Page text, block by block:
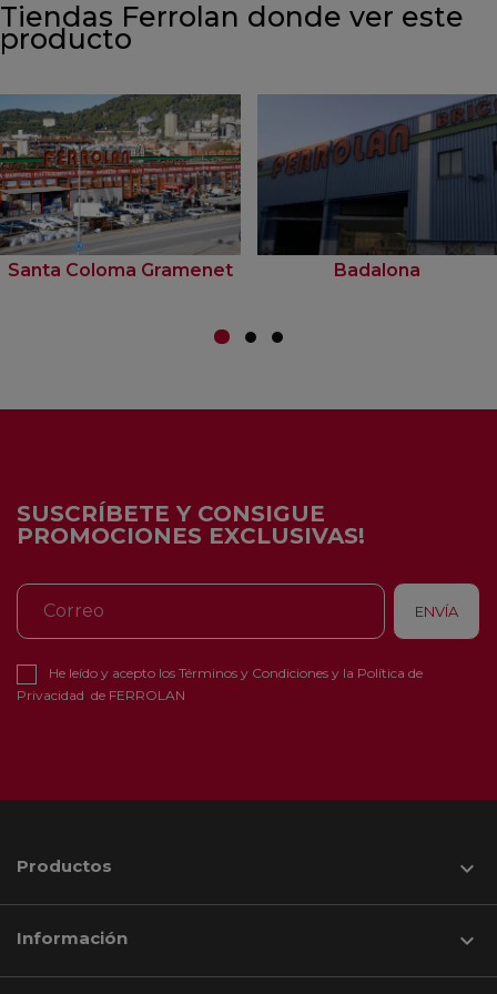
Tiendas Ferrolan donde ver este
producto
Santa Coloma Gramenet Badalona
SUSCRÍBETE Y CONSIGUE
PROMOCIONES EXCLUSIVAS!
He leído y acepto los Términos y Condiciones y la Política de
Privacidad de FERROLAN
Productos 
Información 